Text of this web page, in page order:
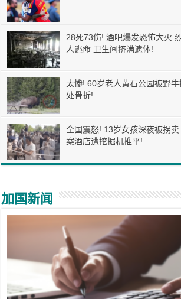
28死73伤! 酒吧爆发恐怖大火
人逃命 卫生间挤满遗体!
太惨! 60岁老人黄石公园被野
处骨折!
全国震怒! 13岁女孩深夜被拐
案酒店遭挖掘机推平!
加国新闻